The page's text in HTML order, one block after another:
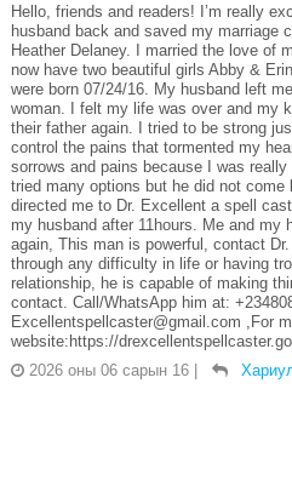
Hello, friends and readers! I’m really
husband back and saved my marriage
Heather Delaney. I married the love of
now have two beautiful girls Abby &
were born 07/24/16. My husband left
woman. I felt my life was over and my
their father again. I tried to be strong
control the pains that tormented my
sorrows and pains because I was
tried many options but he did not
directed me to Dr. Excellent a spell
my husband after 11hours. Me and my
again, This man is powerful, contact
through any difficulty in life or having
relationship, he is capable of making
contact. Call/WhatsApp him at:
Excellentspellcaster@gmail.com ,For
website:https://
2026 оны 06 сарын 16 |